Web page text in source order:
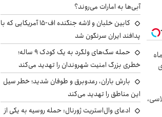
الان طلا بخر پولشو 4 ماه
آبی‌ها به امارات می‌روند؟
کابین خلبان و لاشه جنگنده اف-۱۵ آمریکایی که با
پدافند ایران سرنگون شد
حمله سگ‌های ولگرد به یک کودک ۹ ساله؛
خطری بزرگ امنیت شهروندان را تهدید می‌کند
بارش باران، رعدوبرق و طوفان شدید؛ خطر سیل
این مناطق را تهدید می‌کند
ادعای وال‌استریت ژورنال: حمله روسیه به یکی از